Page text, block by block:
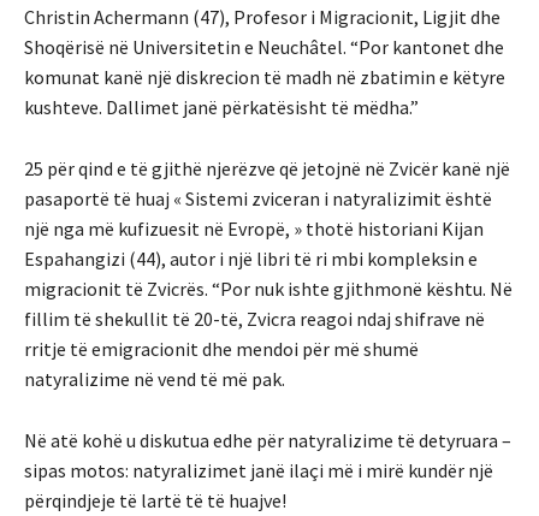
Christin Achermann (47), Profesor i Migracionit, Ligjit dhe
Shoqërisë në Universitetin e Neuchâtel. “Por kantonet dhe
komunat kanë një diskrecion të madh në zbatimin e këtyre
kushteve. Dallimet janë përkatësisht të mëdha.”
25 për qind e të gjithë njerëzve që jetojnë në Zvicër kanë një
pasaportë të huaj « Sistemi zviceran i natyralizimit është
një nga më kufizuesit në Evropë, » thotë historiani Kijan
Espahangizi (44), autor i një libri të ri mbi kompleksin e
migracionit të Zvicrës. “Por nuk ishte gjithmonë kështu. Në
fillim të shekullit të 20-të, Zvicra reagoi ndaj shifrave në
rritje të emigracionit dhe mendoi për më shumë
natyralizime në vend të më pak.
Në atë kohë u diskutua edhe për natyralizime të detyruara –
sipas motos: natyralizimet janë ilaçi më i mirë kundër një
përqindjeje të lartë të të huajve!